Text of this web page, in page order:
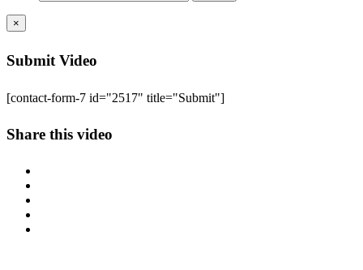
×
Submit Video
[contact-form-7 id="2517" title="Submit"]
Share this video